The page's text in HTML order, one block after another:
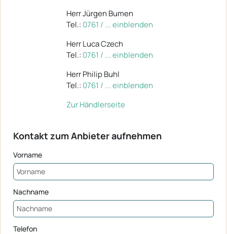
Herr Jürgen Bumen
Tel.: 0761 / ... einblenden
Herr Luca Czech
Tel.: 0761 / ... einblenden
Herr Philip Buhl
Tel.: 0761 / ... einblenden
Zur Händlerseite
Kontakt zum Anbieter aufnehmen
Vorname
Nachname
Telefon